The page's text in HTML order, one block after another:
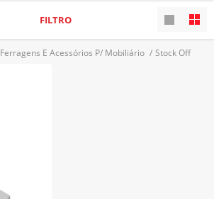
Ferragens E Acessórios P/ Mobiliário / Stock Off
FILTRO